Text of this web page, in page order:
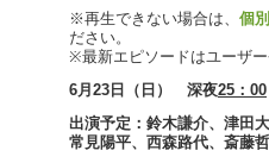
※再生できない場合は、 個
ださい。
※最新エピソードはユーザ
6月23日（日） 深夜25：00
出演予定：鈴木謙介、津田
常見陽平、西森路代、斎藤